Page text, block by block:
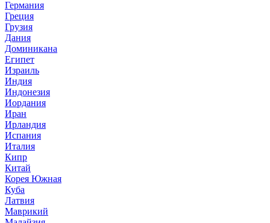
Германия
Греция
Грузия
Дания
Доминикана
Египет
Израиль
Индия
Индонезия
Иордания
Иран
Ирландия
Испания
Италия
Кипр
Китай
Корея Южная
Куба
Латвия
Маврикий